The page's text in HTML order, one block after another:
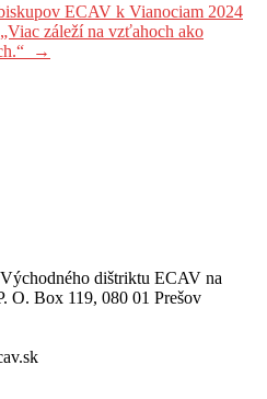
ECAV k Vianociam 2024
záleží na vzťahoch ako
→
dištriktu ECAV na
O. Box 119, 080 01 Prešov